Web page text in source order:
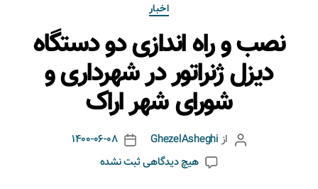
اخبار
نصب و راه اندازی دو دستگاه
دیزل ژنراتور در شهرداری و
شورای شهر اراک
از GhezelAsheghi
1400-06-08
هیچ دیدگاهیثبت نشده